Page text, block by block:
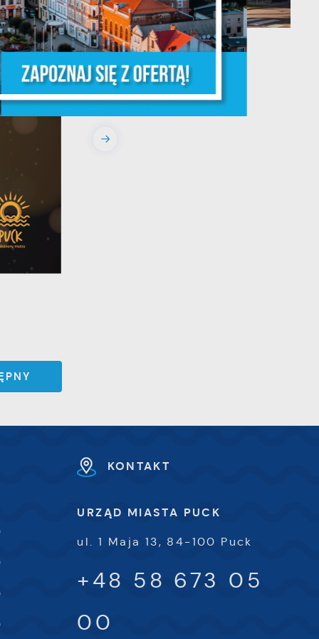
13 - 08 - 2026
Teatralne lato -
Roszpunka
KONTAKT
URZĄD MIASTA PUCK
ul. 1 Maja 13, 84-100 Puck
+48 58 673 05
00